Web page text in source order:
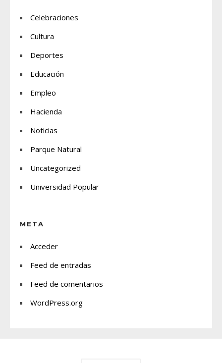
Celebraciones
Cultura
Deportes
Educación
Empleo
Hacienda
Noticias
Parque Natural
Uncategorized
Universidad Popular
META
Acceder
Feed de entradas
Feed de comentarios
WordPress.org